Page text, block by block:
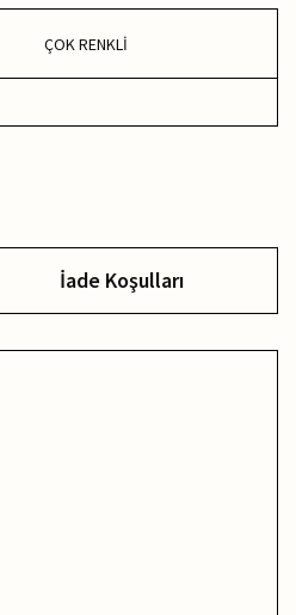
ÇOK RENKLİ
İade Koşulları